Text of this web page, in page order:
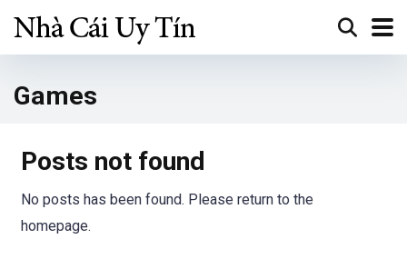
Games
Posts not found
No posts has been found. Please return to the
homepage.